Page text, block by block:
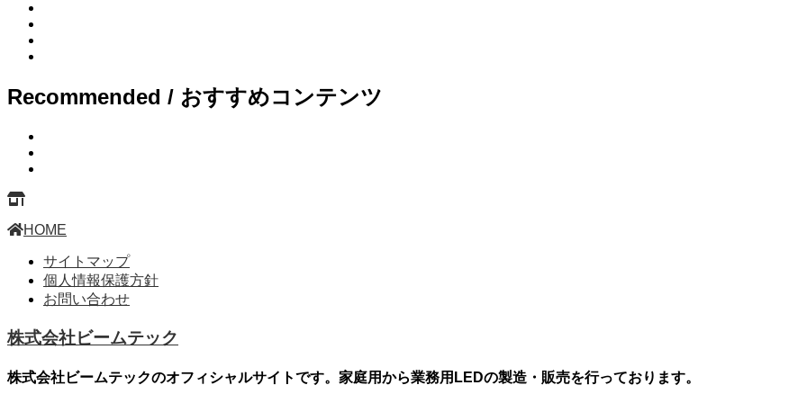
Recommended / おすすめコンテンツ
HOME
サイトマップ
個人情報保護方針
お問い合わせ
株式会社ビームテック
株式会社ビームテックのオフィシャルサイトです。家庭用から業務用LEDの製造・販売を行っております。